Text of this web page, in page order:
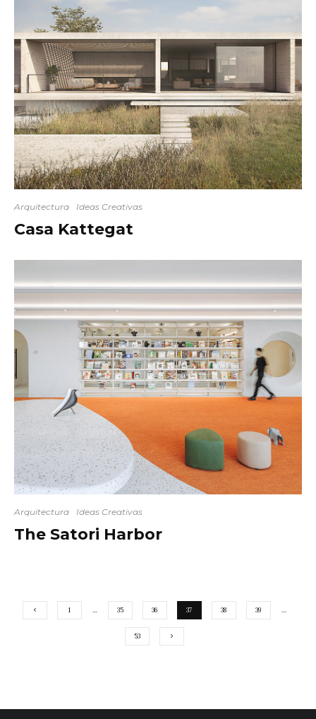
Arquitectura Ideas Creativas
Casa Kattegat
Arquitectura Ideas Creativas
The Satori Harbor
1 … 35 36 37 38 39 …
53